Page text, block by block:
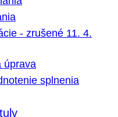
- zrušené 11. 4.
úprava
splnenia